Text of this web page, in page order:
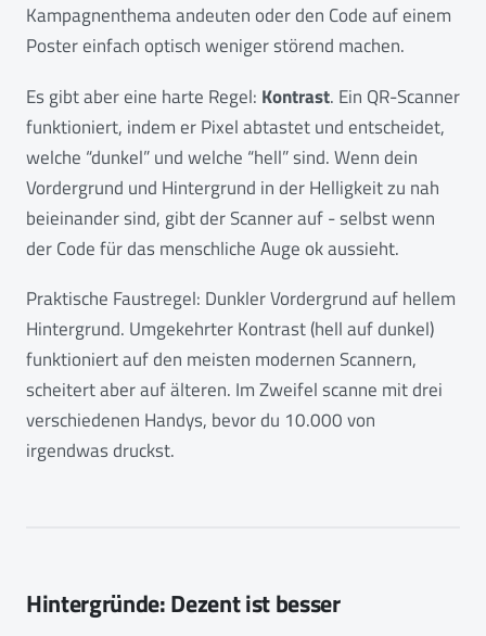
Kampagnenthema andeuten oder den Code auf einem
Poster einfach optisch weniger störend machen.
Es gibt aber eine harte Regel: Kontrast. Ein QR-Scanner
funktioniert, indem er Pixel abtastet und entscheidet,
welche “dunkel” und welche “hell” sind. Wenn dein
Vordergrund und Hintergrund in der Helligkeit zu nah
beieinander sind, gibt der Scanner auf - selbst wenn
der Code für das menschliche Auge ok aussieht.
Praktische Faustregel: Dunkler Vordergrund auf hellem
Hintergrund. Umgekehrter Kontrast (hell auf dunkel)
funktioniert auf den meisten modernen Scannern,
scheitert aber auf älteren. Im Zweifel scanne mit drei
verschiedenen Handys, bevor du 10.000 von
irgendwas druckst.
Hintergründe: Dezent ist besser